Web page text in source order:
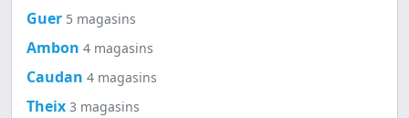
Guer 5 magasins
Ambon 4 magasins
Caudan 4 magasins
Theix 3 magasins